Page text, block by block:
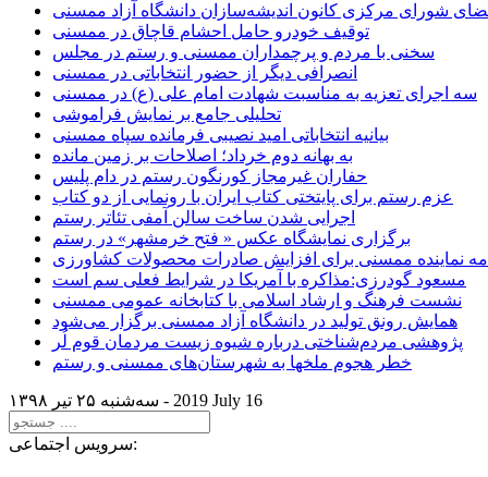
شورای مرکزی کانون اندیشه‌سازان دانشگاه آزاد ممسنی
توقیف خودرو حامل احشام قاچاق در ممسنی
سخنی با مردم و پرچمداران ممسنی و رستم در مجلس
انصرافی دیگر از حضور انتخاباتی در ممسنی
سه اجرای تعزیه به مناسبت شهادت امام علی (ع) در ممسنی
تحلیلی جامع بر نمایش فراموشی
بیانیه انتخاباتی امید نصیبی فرمانده سپاه ممسنی
به بهانه دوم خرداد؛ اصلاحات بر زمین مانده
حفاران غیرمجاز کورنگون رستم در دام پلیس
عزم رستم برای پایتختی کتاب ایران با رونمایی از دو کتاب
اجرایی شدن ساخت سالن آمفی تئاتر رستم
برگزاری نمایشگاه عکس « فتح خرمشهر» در رستم
نماینده ممسنی برای افزایش صادرات محصولات کشاورزی
مسعود گودرزی:مذاکره با آمریکا در شرایط فعلی سم است
نشست فرهنگ و ارشاد اسلامی با کتابخانه عمومی ممسنی
همایش رونق تولید در دانشگاه آزاد ممسنی برگزار می‌شود
پژوهشی مردم‌شناختی درباره شیوه زیست مردمان قوم لُر
خطر هجوم ملخها به شهرستان‌های ممسنی و رستم
سه‌شنبه ۲۵ تير ۱۳۹۸ - 2019 July 16
سرویس اجتماعی: